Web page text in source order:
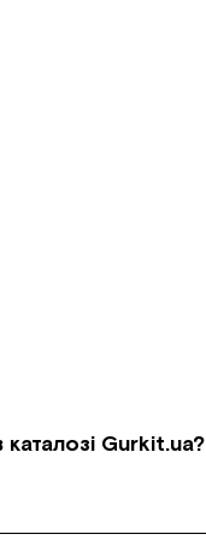
Gurkit.ua?